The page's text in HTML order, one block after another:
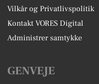
Vilkår og Privatlivspolitik
Kontakt VORES Digital
Administrer samtykke
GENVEJE